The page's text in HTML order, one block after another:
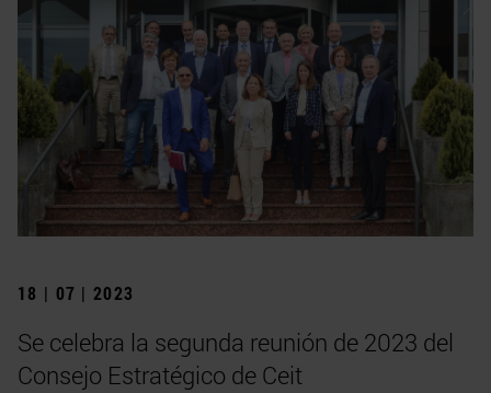
18 | 07 | 2023
Se celebra la segunda reunión de 2023 del
Consejo Estratégico de Ceit